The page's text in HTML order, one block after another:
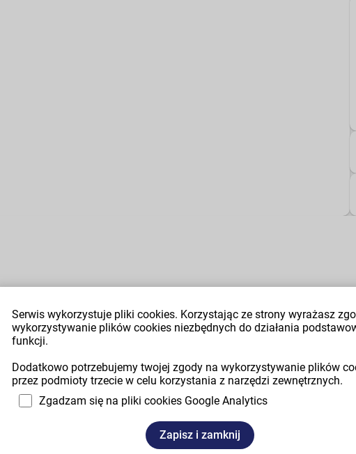
Serwis wykorzystuje pliki cookies. Korzystając ze strony wyrażasz
wykorzystywanie plików cookies niezbędnych do działania
funkcji.
Dodatkowo potrzebujemy twojej zgody na wykorzystywanie plików
przez podmioty trzecie w celu korzystania z narzędzi zewnętrznych.
Zgadzam się na pliki cookies Google Analytics
Zapisz i zamknij